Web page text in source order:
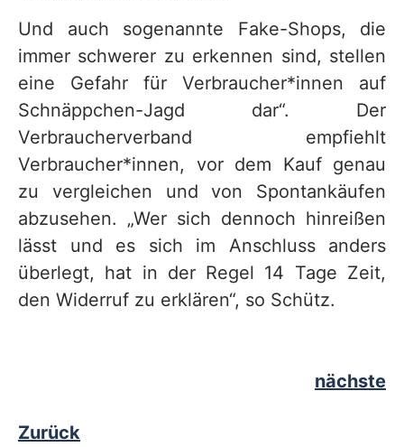
Und auch sogenannte Fake-Shops, die
immer schwerer zu erkennen sind, stellen
eine Gefahr für Verbraucher*innen auf
Schnäppchen-Jagd dar“. Der
Verbraucherverband empfiehlt
Verbraucher*innen, vor dem Kauf genau
zu vergleichen und von Spontankäufen
abzusehen. „Wer sich dennoch hinreißen
lässt und es sich im Anschluss anders
überlegt, hat in der Regel 14 Tage Zeit,
den Widerruf zu erklären“, so Schütz.
nächste
Zurück